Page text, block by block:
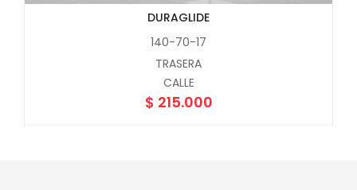
DURAGLIDE
140-70-17
TRASERA
CALLE
$ 215.000